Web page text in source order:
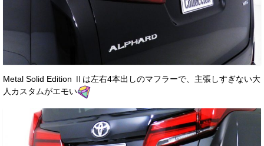
Metal Solid Edition Ⅱは左右4本出しのマフラーで、主張しすぎない大
人カスタムがエモい